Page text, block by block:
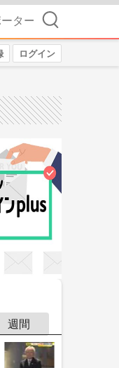
ター 検索
ログイン
週間